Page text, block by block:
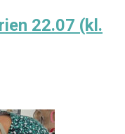
22.07 (kl.